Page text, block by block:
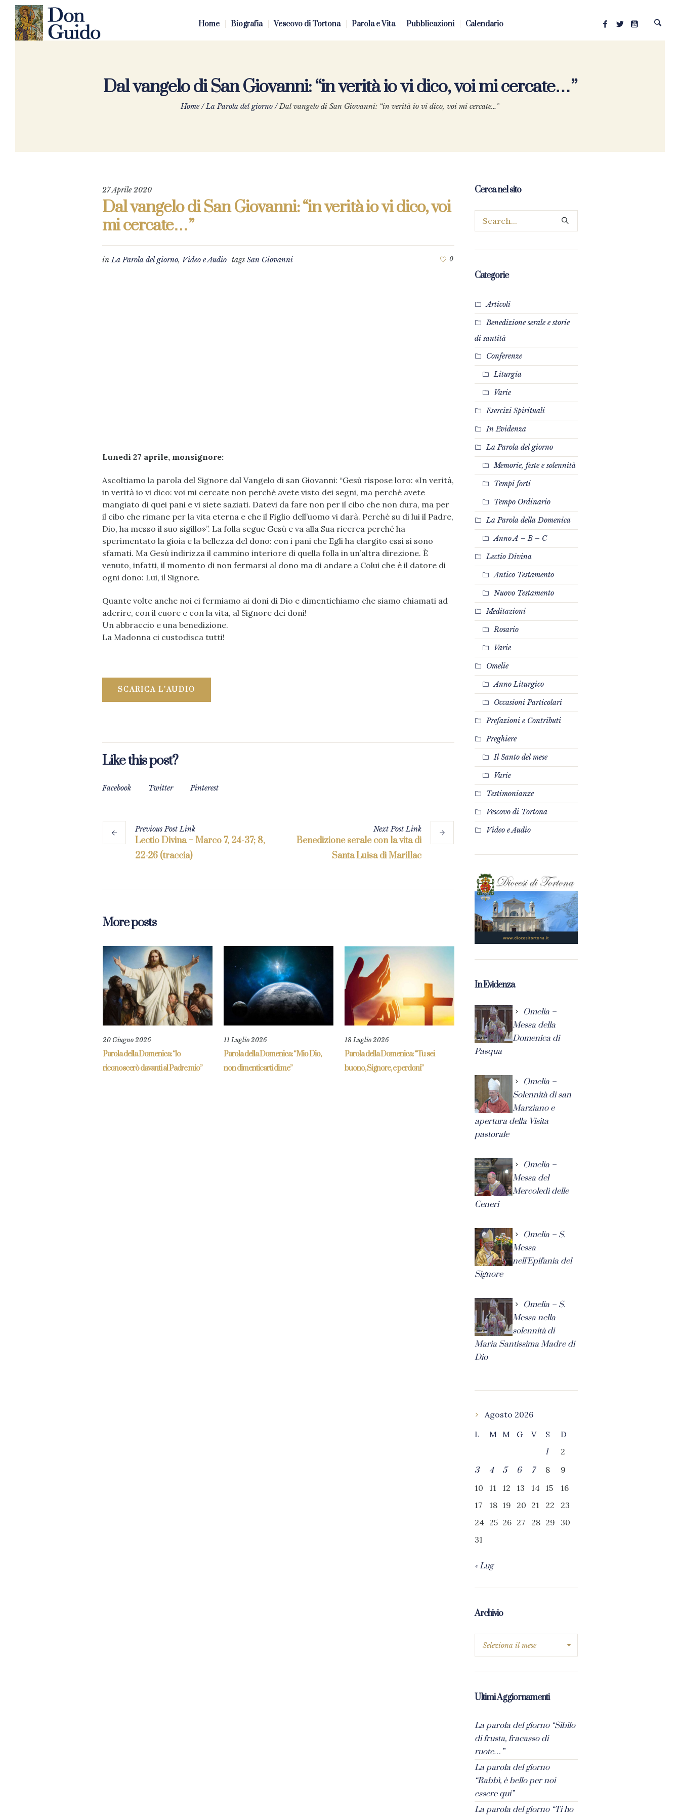
Home Biografia Vescovo di Tortona Parola e Vita Pubblicazioni Calendario
Dal vangelo di San Giovanni: “in verità io vi dico, voi mi cercate…”
Home /La Parola del giorno /Dal vangelo di San Giovanni: “in verità io vi dico, voi mi cercate…”
27 Aprile 2020
Dal vangelo di San Giovanni: “in verità io vi dico, voi
mi cercate…”
inLa Parola del giorno, Video e Audio tags San Giovanni 0
Lunedì 27 aprile, monsignore:
Ascoltiamo la parola del Signore dal Vangelo di san Giovanni: “Gesù rispose loro: «In verità,
in verità io vi dico: voi mi cercate non perché avete visto dei segni, ma perché avete
mangiato di quei pani e vi siete saziati. Datevi da fare non per il cibo che non dura, ma per
il cibo che rimane per la vita eterna e che il Figlio dell’uomo vi darà. Perché su di lui il Padre,
Dio, ha messo il suo sigillo»”. La folla segue Gesù e va alla Sua ricerca perché ha
sperimentato la gioia e la bellezza del dono: con i pani che Egli ha elargito essi si sono
sfamati. Ma Gesù indirizza il cammino interiore di quella folla in un’altra direzione. È
venuto, infatti, il momento di non fermarsi al dono ma di andare a Colui che è il datore di
ogni dono: Lui, il Signore.
Quante volte anche noi ci fermiamo ai doni di Dio e dimentichiamo che siamo chiamati ad
aderire, con il cuore e con la vita, al Signore dei doni!
Un abbraccio e una benedizione.
La Madonna ci custodisca tutti!
SCARICA L’AUDIO
Like this post?
Facebook Twitter Pinterest
PreviousPostLink
Lectio Divina – Marco 7, 24-37; 8,
22-26 (traccia)
NextPostLink
Benedizione serale con la vita di
Santa Luisa di Marillac
More posts
20 Giugno 2026
Parola della Domenica: “lo
riconoscerò davanti al Padre mio”
11 Luglio 2026
Parola della Domenica: “Mio Dio,
non dimenticarti di me”
18 Luglio 2026
Parola della Domenica: “Tu sei
buono, Signore, e perdoni”
Cerca nel sito
Categorie
Articoli
Benedizione serale e storie
di santità
Conferenze
Liturgia
Varie
Esercizi Spirituali
In Evidenza
La Parola del giorno
Memorie, feste e solennità
Tempi forti
Tempo Ordinario
La Parola della Domenica
Anno A – B – C
Lectio Divina
Antico Testamento
Nuovo Testamento
Meditazioni
Rosario
Varie
Omelie
Anno Liturgico
Occasioni Particolari
Prefazioni e Contributi
Preghiere
Il Santo del mese
Varie
Testimonianze
Vescovo di Tortona
Video e Audio
In Evidenza
Omelia –
Messa della
Domenica di
Pasqua
Omelia –
Solennità di san
Marziano e
apertura della Visita
pastorale
Omelia –
Messa del
Mercoledì delle
Ceneri
Omelia – S.
Messa
nell’Epifania del
Signore
Omelia – S.
Messa nella
solennità di
Maria Santissima Madre di
Dio
Agosto 2026
L
M M G V S
D
1
2
3
4 5 6 7 8
9
10
11 12 13 14 15
16
17
18 19 20 21 22
23
24 25 26 27 28 29
30
31
« Lug
Archivio
Ultimi Aggiornamenti
La parola del giorno “Sibilo
di frusta, fracasso di
ruote…”
La parola del giorno
“Rabbì, è bello per noi
essere qui”
La parola del giorno “Ti ho